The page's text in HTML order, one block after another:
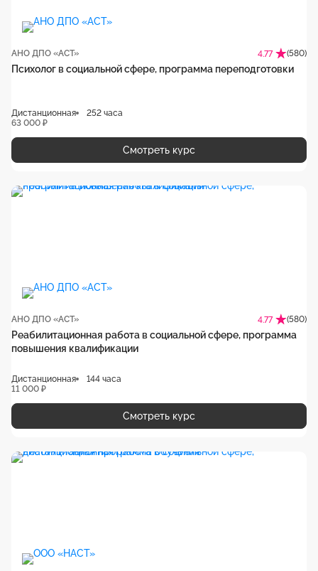
АНО ДПО «АСТ» 4.77 (580)
Психолог в социальной сфере, программа переподготовки
Дистанционная
252 часа
63 000 ₽
Смотреть курс
АНО ДПО «АСТ» 4.77 (580)
Реабилитационная работа в социальной сфере, программа
повышения квалификации
Дистанционная
144 часа
11 000 ₽
Смотреть курс